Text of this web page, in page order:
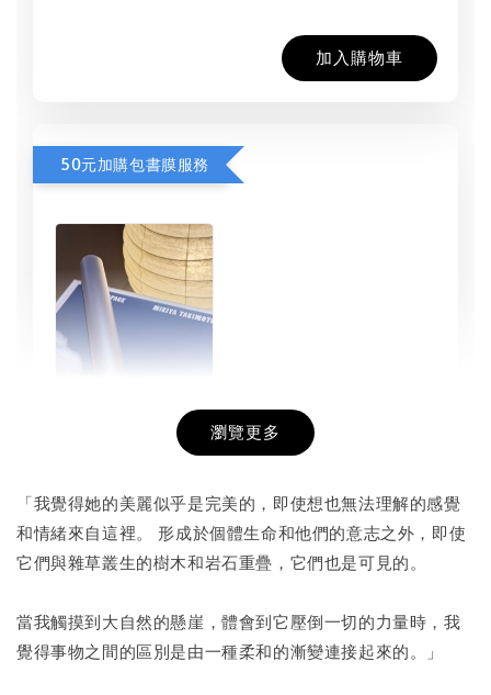
加入購物車
50元加購包書膜服務
NT$ 50
NT$ 100
- +
瀏覽更多
「我覺得她的美麗似乎是完美的，即使想也無法理解的感覺
和情緒來自這裡。 形成於個體生命和他們的意志之外，即使
它們與雜草叢生的樹木和岩石重疊，它們也是可見的。
當我觸摸到大自然的懸崖，體會到它壓倒一切的力量時，我
覺得事物之間的區別是由一種柔和的漸變連接起來的。」